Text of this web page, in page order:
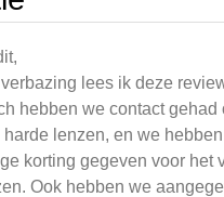
lees ik deze
hebben we contact gehad
lenzen, en we
korting gegeven voor het
Ook hebben we